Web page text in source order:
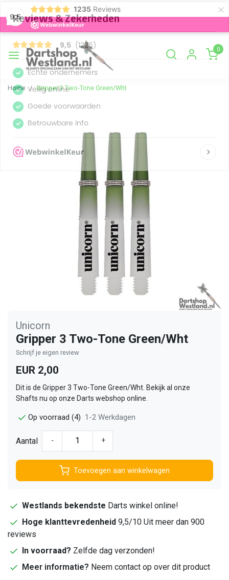
9,5
1235 Reviews ×
0
Home Gripper 3 Two-Tone Green/Wht
Unicorn
Gripper 3 Two-Tone Green/Wht
Schrijf je eigen review
EUR 2,00
Dit is de Gripper 3 Two-Tone Green/Wht. Bekijk al onze
Shafts nu op onze Darts webshop online.
Op voorraad (4) 1-2 Werkdagen
Aantal - +
Toevoegen aan winkelwagen
Westlands bekendste Darts winkel online!
Hoge klanttevredenheid 9,5/10 Uit meer dan 900
reviews
In voorraad? Zelfde dag verzonden!
Meer informatie? Neem contact op over dit product